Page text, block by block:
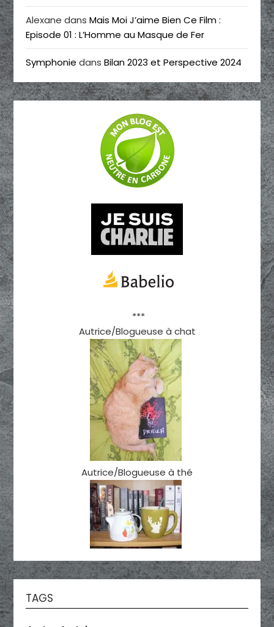
Alexane dansMais Moi J’aime Bien Ce Film :
Episode 01 : L’Homme au Masque de Fer
Symphonie dansBilan 2023 et Perspective 2024
***
Autrice/Blogueuse à chat
Autrice/Blogueuse à thé
TAGS